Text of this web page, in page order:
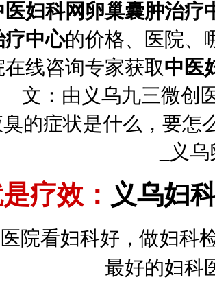
医妇科网卵巢囊肿治疗
疗中心的价格、医院、
线咨询专家获取中医
文：由义乌九三微创
臭的症状是什么，要怎
_义
疗效： 义乌妇
院看妇科好 ，做妇科
最好的妇科